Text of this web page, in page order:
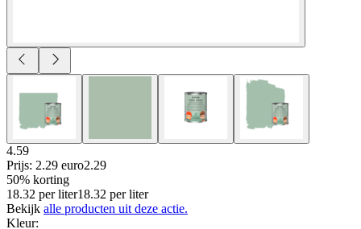
4.59
Prijs: 2.29 euro2.29
50% korting
18.32 per liter18.32 per liter
Bekijk alle producten uit deze actie.
Kleur: